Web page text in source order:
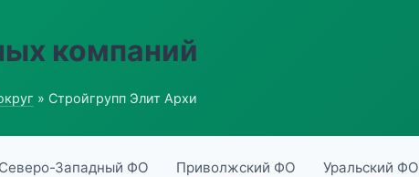
компаний
» Стройгрупп Элит Архи
Северо-Западный ФО Приволжский ФО Уральский ФО